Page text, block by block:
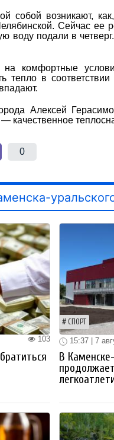
собой возникают,
Сейчас ее
воду подали в
комфортные
тепло в
Алексей
качественное
0
103
СПОРТ
15:37 | 7
В